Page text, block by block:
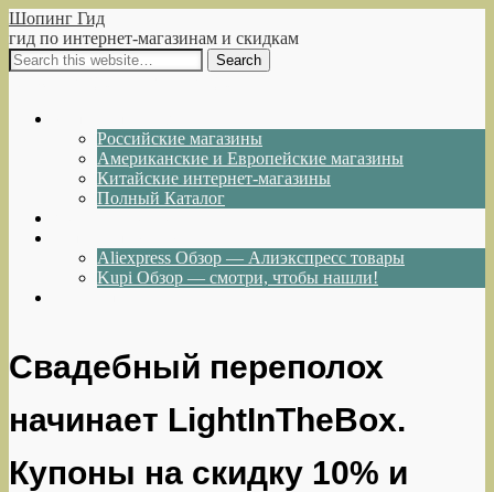
Шопинг Гид
гид по интернет-магазинам и скидкам
Российские магазины
Американские и Европейские магазины
Китайские интернет-магазины
Полный Каталог
Aliexpress Обзор — Алиэкспресс товары
Kupi Обзор — смотри, чтобы нашли!
Свадебный переполох
начинает LightInTheBox.
Купоны на скидку 10% и